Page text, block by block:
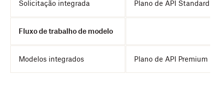
Solicitação integrada Plano de API Standard
Fluxo de trabalho de modelo
Modelos integrados Plano de API Premium